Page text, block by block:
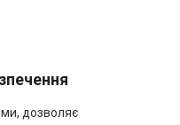
дозволяє